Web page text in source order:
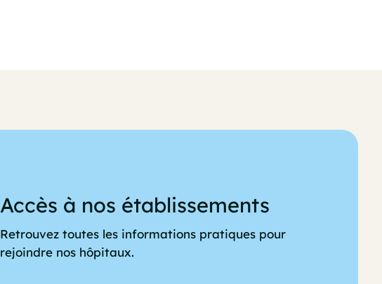
Accès à nos établissements
Retrouvez toutes les informations pratiques pour
rejoindre nos hôpitaux.